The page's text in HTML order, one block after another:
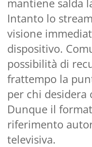
Intanto lo
visione
dispositivo.
possibilità di
frattempo la
per chi
Dunque il
riferimento
televisiva.